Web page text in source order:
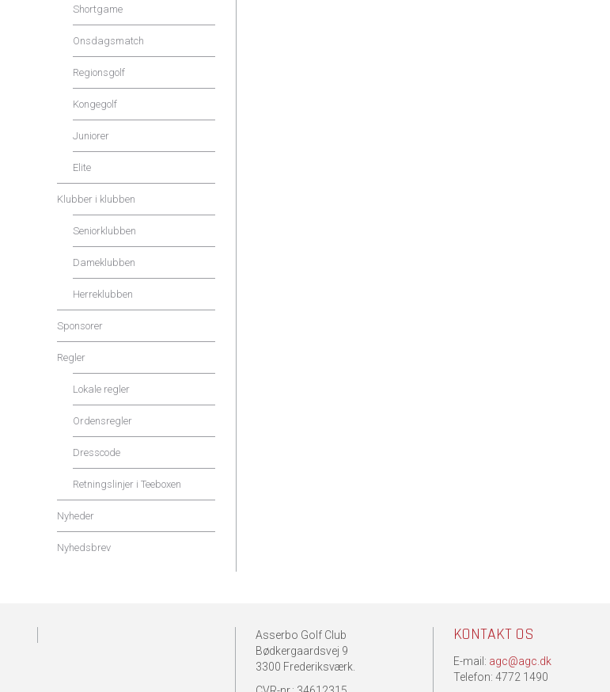
Shortgame
Onsdagsmatch
Regionsgolf
Kongegolf
Juniorer
Elite
Klubber i klubben
Seniorklubben
Dameklubben
Herreklubben
Sponsorer
Regler
Lokale regler
Ordensregler
Dresscode
Retningslinjer i Teeboxen
Nyheder
Nyhedsbrev
Asserbo Golf Club
Bødkergaardsvej 9
3300 Frederiksværk.
KONTAKT OS
E-mail: agc@agc.dk
Telefon: 4772 1490